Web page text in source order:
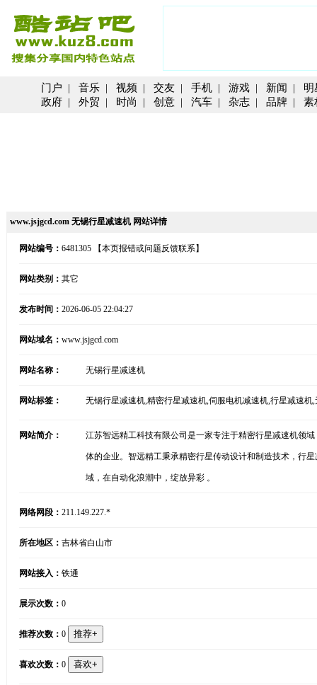
门户 | 音乐 | 视频 | 交友 | 手机 | 游戏 | 新闻 | 明
政府 | 外贸 | 时尚 | 创意 | 汽车 | 杂志 | 品牌 | 素
www.jsjgcd.com 无锡行星减速机 网站详情
网站编号： 6481305 【本页报错或问题反馈联系】
网站类别： 其它
发布时间： 2026-06-05 22:04:27
网站域名： www.jsjgcd.com
网站名称： 无锡行星减速机
网站标签： 无锡行星减速机,精密行星减速机,伺服电机减速机,行星减速
网站简介： 江苏智远精工科技有限公司是一家专注于精密行星减速机领
体的企业。智远精工秉承精密行星传动设计和制造技术，行
域，在自动化浪潮中，绽放异彩 。
网络网段： 211.149.227.*
所在地区： 吉林省白山市
网站接入： 铁通
展示次数： 0
推荐次数： 0
喜欢次数： 0